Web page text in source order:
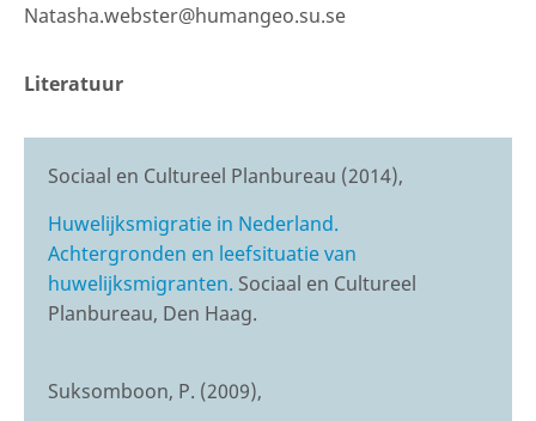
Natasha.webster@humangeo.su.se
Literatuur
Sociaal en Cultureel Planbureau (2014),
Huwelijksmigratie in Nederland.
Achtergronden en leefsituatie van
huwelijksmigranten. Sociaal en Cultureel
Planbureau, Den Haag.
Suksomboon, P. (2009),